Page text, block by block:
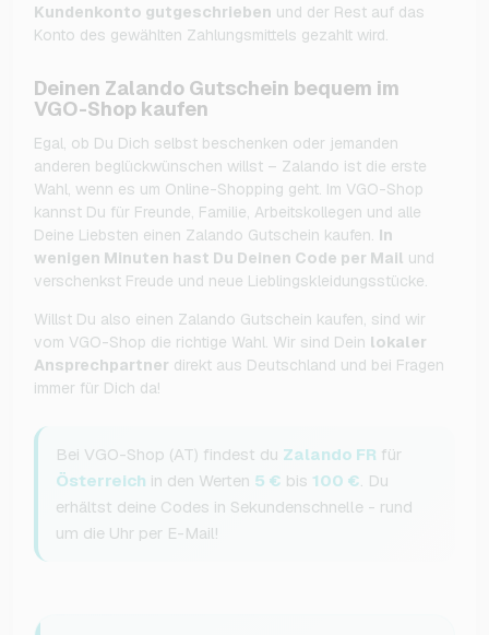
Kundenkonto gutgeschrieben und der Rest auf das
Konto des gewählten Zahlungsmittels gezahlt wird.
Deinen Zalando Gutschein bequem im
VGO-Shop kaufen
Egal, ob Du Dich selbst beschenken oder jemanden
anderen beglückwünschen willst – Zalando ist die erste
Wahl, wenn es um Online-Shopping geht. Im VGO-Shop
kannst Du für Freunde, Familie, Arbeitskollegen und alle
Deine Liebsten einen Zalando Gutschein kaufen. In
wenigen Minuten hast Du Deinen Code per Mail und
verschenkst Freude und neue Lieblingskleidungsstücke.
Willst Du also einen Zalando Gutschein kaufen, sind wir
vom VGO-Shop die richtige Wahl. Wir sind Dein lokaler
Ansprechpartner direkt aus Deutschland und bei Fragen
immer für Dich da!
Bei VGO-Shop (AT) findest du Zalando FR für
Österreich in den Werten 5 € bis 100 € . Du
erhältst deine Codes in Sekundenschnelle - rund
um die Uhr per E-Mail!